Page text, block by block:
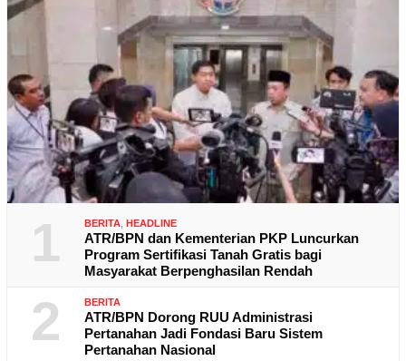
1 BERITA HEADLINE
ATR/BPN dan Kementerian PKP Luncurkan
Program Sertifikasi Tanah Gratis bagi
Masyarakat Berpenghasilan Rendah
2 BERITA
ATR/BPN Dorong RUU Administrasi
Pertanahan Jadi Fondasi Baru Sistem
Pertanahan Nasional